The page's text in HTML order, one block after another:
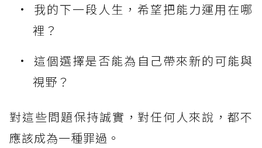
我的下一段人生，希望把能力運用在哪
裡？
這個選擇是否能為自己帶來新的可能與
視野？
對這些問題保持誠實，對任何人來說，都不
應該成為一種罪過。